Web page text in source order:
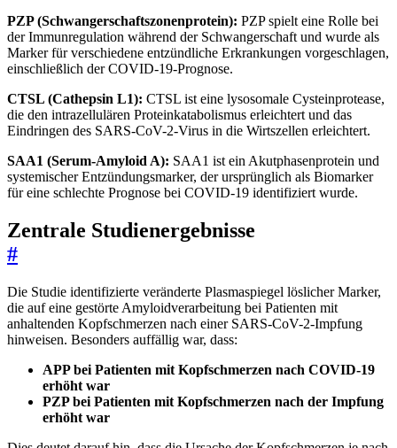
PZP (Schwangerschaftszonenprotein): PZP spielt eine Rolle bei
der Immunregulation während der Schwangerschaft und wurde als
Marker für verschiedene entzündliche Erkrankungen vorgeschlagen,
einschließlich der COVID-19-Prognose.
CTSL (Cathepsin L1): CTSL ist eine lysosomale Cysteinprotease,
die den intrazellulären Proteinkatabolismus erleichtert und das
Eindringen des SARS-CoV-2-Virus in die Wirtszellen erleichtert.
SAA1 (Serum-Amyloid A): SAA1 ist ein Akutphasenprotein und
systemischer Entzündungsmarker, der ursprünglich als Biomarker
für eine schlechte Prognose bei COVID-19 identifiziert wurde.
Zentrale Studienergebnisse
#
Die Studie identifizierte veränderte Plasmaspiegel löslicher Marker,
die auf eine gestörte Amyloidverarbeitung bei Patienten mit
anhaltenden Kopfschmerzen nach einer SARS-CoV-2-Impfung
hinweisen. Besonders auffällig war, dass:
APP bei Patienten mit Kopfschmerzen nach COVID-19
erhöht war
PZP bei Patienten mit Kopfschmerzen nach der Impfung
erhöht war